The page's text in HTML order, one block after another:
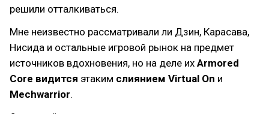
решили отталкиваться.
Мне неизвестно рассматривали ли Дзин, Карасава,
Нисида и остальные игровой рынок на предмет
источников вдохновения, но на деле их Armored
Core видится этаким слиянием Virtual On и
Mechwarrior.